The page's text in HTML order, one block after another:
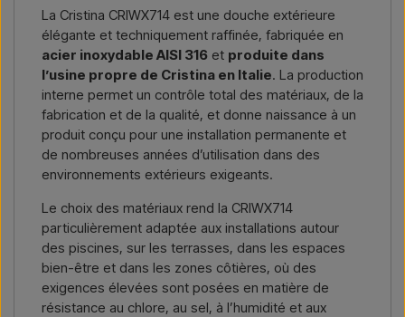
Il vous suffit d’indiquer l’article qui vous intéresse (référence ou
lien vers l’article) ainsi que les adresses de facturation et de
livraison, et vous recevrez une offre.
Nous écrire → Nous appeler →
La Cristina CRIWX714 est une douche extérieure
élégante et techniquement raffinée, fabriquée en
acier inoxydable AISI 316 et produite dans
l’usine propre de Cristina en Italie. La production
interne permet un contrôle total des matériaux, de la
fabrication et de la qualité, et donne naissance à un
produit conçu pour une installation permanente et
de nombreuses années d’utilisation dans des
environnements extérieurs exigeants.
Le choix des matériaux rend la CRIWX714
particulièrement adaptée aux installations autour
des piscines, sur les terrasses, dans les espaces
bien-être et dans les zones côtières, où des
exigences élevées sont posées en matière de
résistance au chlore, au sel, à l’humidité et aux